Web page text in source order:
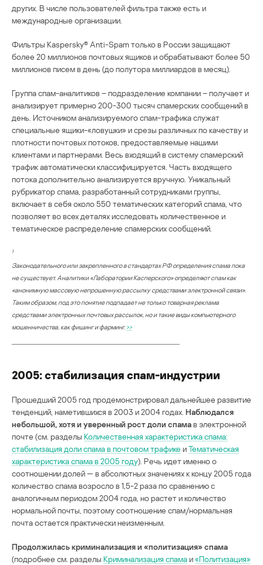
других. В числе пользователей фильтра также есть и
международные организации.
Фильтры Kaspersky® Anti-Spam только в России защищают
более 20 миллионов почтовых ящиков и обрабатывают более 50
миллионов писем в день (до полутора миллиардов в месяц).
Группа спам-аналитиков – подразделение компании – получает и
анализирует примерно 200-300 тысяч спамерских сообщений в
день. Источником анализируемого спам-трафика служат
специальные ящики-«ловушки» и срезы различных по качеству и
плотности почтовых потоков, предоставляемые нашими
клиентами и партнерами. Весь входящий в систему спамерский
трафик автоматически классифицируется. Часть входящего
потока дополнительно анализируется вручную. Уникальный
рубрикатор спама, разработанный сотрудниками группы,
включает в себя около 550 тематических категорий спама, что
позволяет во всех деталях исследовать количественное и
тематическое распределение спамерских сообщений.
1
Законодательного или закрепленного в стандартах РФ определения спама пока
не существует. Аналитики «Лаборатории Касперского» определяют спам как
«анонимную массовую непрошенную рассылку средствами электронной связи».
Таким образом, под это понятие подпадает не только товарная реклама
средствами электронных почтовых рассылок, но и такие виды компьютерного
мошенничества, как фишинг и фарминг.>>
2005: стабилизация спам-индустрии
Прошедший 2005 год продемонстрировал дальнейшее развитие
тенденций, наметившихся в 2003 и 2004 годах. Наблюдался
небольшой, хотя и уверенный рост доли спамав электронной
почте (см. разделы Количественная характеристика спама:
стабилизация доли спама в почтовом трафике иТематическая
характеристика спама в 2005 году). Речь идет именно о
соотношении долей — в абсолютных значениях к концу 2005 года
количество спама возросло в 1,5-2 раза по сравнению с
аналогичным периодом 2004 года, но растет и количество
нормальной почты, поэтому соотношение спам/нормальная
почта остается практически неизменным.
Продолжилась криминализация и «политизация» спама
(подробнее см. разделы Криминализация спамаи«Политизация»